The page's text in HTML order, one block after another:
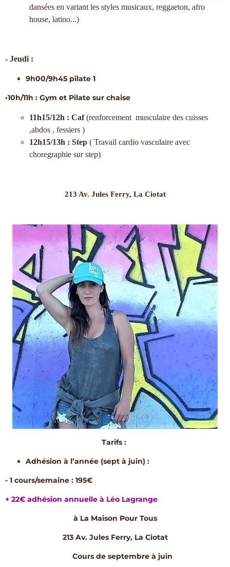
dansées en variant les styles musicaux, reggaeton, afro
house, latino...)
- Jeudi :
9h00/9h45 pilate 1
•10h/11h : Gym et Pilate sur chaise
11h15/12h : Caf(renforcement musculaire des cuisses
,abdos , fessiers )
12h15/13h : Step ( Travail cardio vasculaire avec
choregraphie sur step)
213 Av. Jules Ferry, La Ciotat
Tarifs :
Adhésion à l’année (sept à juin) :
- 1 cours/semaine : 195€
+ 22€ adhésion annuelle à Léo Lagrange
à La Maison Pour Tous
213 Av. Jules Ferry, La Ciotat
Cours de septembre à juin